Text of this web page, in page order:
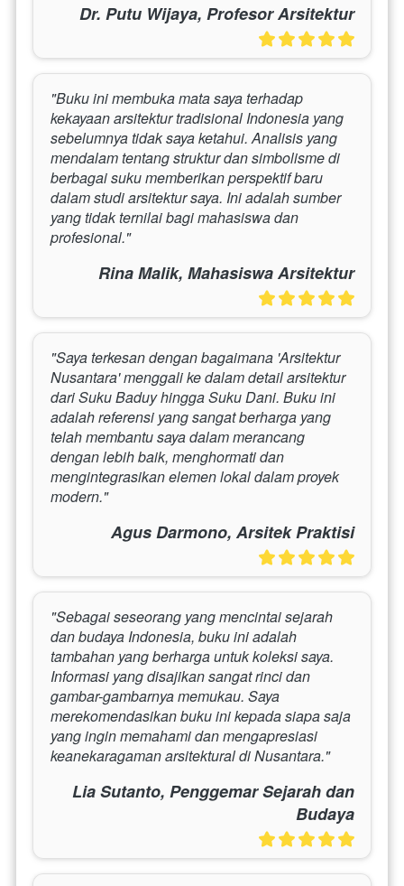
Dr. Putu Wijaya, Profesor Arsitektur
"Buku ini membuka mata saya terhadap
kekayaan arsitektur tradisional Indonesia yang
sebelumnya tidak saya ketahui. Analisis yang
mendalam tentang struktur dan simbolisme di
berbagai suku memberikan perspektif baru
dalam studi arsitektur saya. Ini adalah sumber
yang tidak ternilai bagi mahasiswa dan
profesional."
Rina Malik, Mahasiswa Arsitektur
"Saya terkesan dengan bagaimana 'Arsitektur
Nusantara' menggali ke dalam detail arsitektur
dari Suku Baduy hingga Suku Dani. Buku ini
adalah referensi yang sangat berharga yang
telah membantu saya dalam merancang
dengan lebih baik, menghormati dan
mengintegrasikan elemen lokal dalam proyek
modern."
Agus Darmono, Arsitek Praktisi
"Sebagai seseorang yang mencintai sejarah
dan budaya Indonesia, buku ini adalah
tambahan yang berharga untuk koleksi saya.
Informasi yang disajikan sangat rinci dan
gambar-gambarnya memukau. Saya
merekomendasikan buku ini kepada siapa saja
yang ingin memahami dan mengapresiasi
keanekaragaman arsitektural di Nusantara."
Lia Sutanto, Penggemar Sejarah dan
Budaya